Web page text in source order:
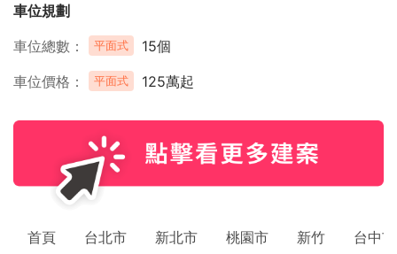
車位規劃
車位總數
平面式
15個
車位價格
平面式 125萬起
首頁 台北市 新北市 桃園市 新竹 台中市